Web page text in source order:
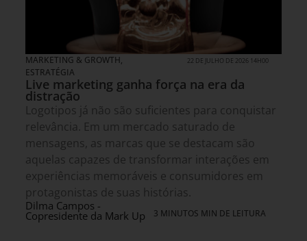
MARKETING & GROWTH,
ESTRATÉGIA
22 DE JULHO DE 2026 14H00
Live marketing ganha força na era da
distração
Logotipos já não são suficientes para conquistar
relevância. Em um mercado saturado de
mensagens, as marcas que se destacam são
aquelas capazes de transformar interações em
experiências memoráveis e consumidores em
protagonistas de suas histórias.
Dilma Campos -
Copresidente da Mark Up 3 MINUTOS MIN DE LEITURA